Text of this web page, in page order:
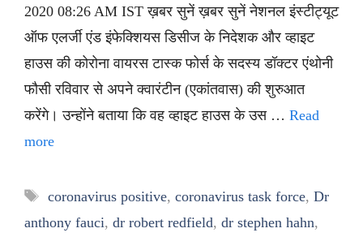
2020 08:26 AM IST ख़बर सुनें ख़बर सुनें नेशनल इंस्टीट्यूट
ऑफ एलर्जी एंड इंफेक्शियस डिसीज के निदेशक और व्हाइट
हाउस की कोरोना वायरस टास्क फोर्स के सदस्य डॉक्टर एंथोनी
फौसी रविवार से अपने क्वारंटीन (एकांतवास) की शुरुआत
करेंगे। उन्होंने बताया कि वह व्हाइट हाउस के उस … Read
more
Tags
coronavirus positive, coronavirus task force, Dr
anthony fauci, dr robert redfield, dr stephen hahn,